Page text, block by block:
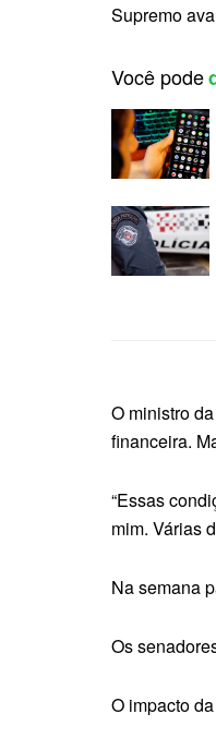
Supremo
Você pode
O ministro
financeira.
“Essas
mim. Várias
Na semana
Os
O impacto